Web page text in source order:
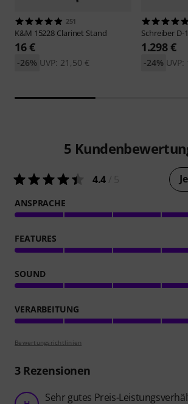
251
K&M 15228 Clarinet Stand
16 €
UVP: 21,50 €
-26%
Schreiber D-
1.298 €
-24%
5
4.4
ANSPRACHE
FEATURES
SOUND
VERARBEITUNG
Bewertungsrichtlinien
3Rezensionen
Sehr gutes Preis-